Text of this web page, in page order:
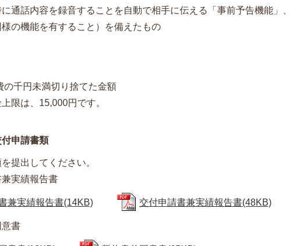
内容を録音することを自動で相手に伝える「事前予告機能」、
機能を有すること）を備えたもの
千円未満切り捨てた金額
限は、15,000円です。
申請書類
提出してください。
兼実績報告書
兼実績報告書(14KB) 交付申請書兼実績報告書(48KB)
意書